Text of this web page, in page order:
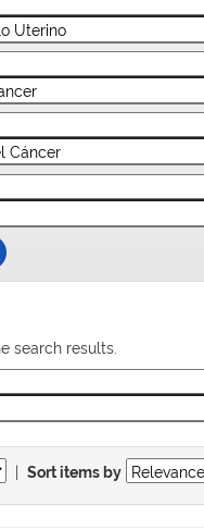
search results.
| Sort items by